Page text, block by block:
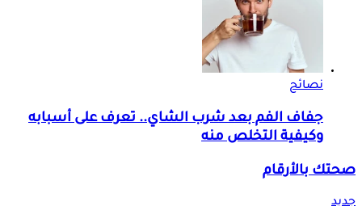
نصائح
جفاف الفم بعد شرب الشاي.. تعرف على أسبابه
وكيفية التخلص منه
صحتك بالأرقام
جديد